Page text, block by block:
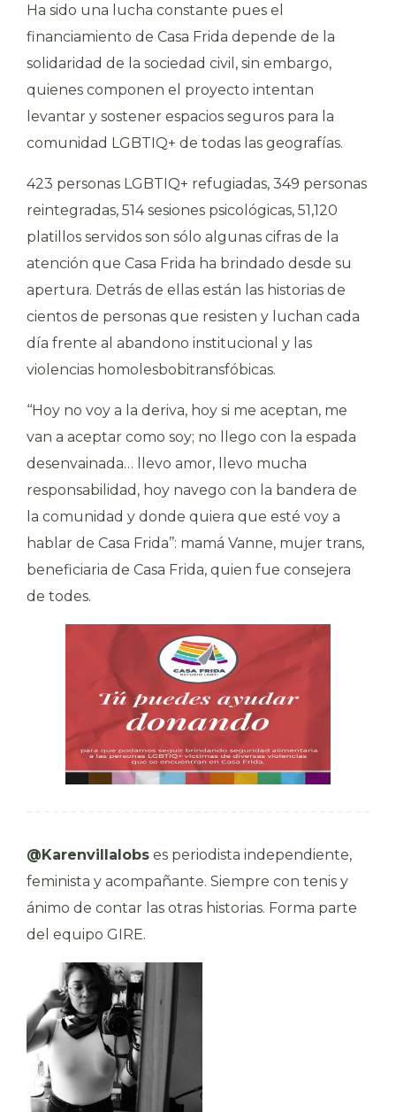
Ha sido una lucha constante pues el
financiamiento de Casa Frida depende de la
solidaridad de la sociedad civil, sin embargo,
quienes componen el proyecto intentan
levantar y sostener espacios seguros para la
comunidad LGBTIQ+ de todas las geografías.
423 personas LGBTIQ+ refugiadas, 349 personas
reintegradas, 514 sesiones psicológicas, 51,120
platillos servidos son sólo algunas cifras de la
atención que Casa Frida ha brindado desde su
apertura. Detrás de ellas están las historias de
cientos de personas que resisten y luchan cada
día frente al abandono institucional y las
violencias homolesbobitransfóbicas.
‘‘Hoy no voy a la deriva, hoy si me aceptan, me
van a aceptar como soy; no llego con la espada
desenvainada… llevo amor, llevo mucha
responsabilidad, hoy navego con la bandera de
la comunidad y donde quiera que esté voy a
hablar de Casa Frida’’: mamá Vanne, mujer trans,
beneficiaria de Casa Frida, quien fue consejera
de todes.
@Karenvillalobs es periodista independiente,
feminista y acompañante. Siempre con tenis y
ánimo de contar las otras historias. Forma parte
del equipo GIRE.